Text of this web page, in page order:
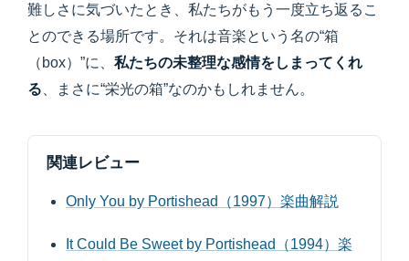
難しさに気づいたとき、私たちがもう一度立ち返るこ
とのできる場所です。それは音楽という名の“箱
（box）”に、 私たちの未整理な感情をしまってくれ
る 、まさに“栄光の箱”なのかもしれません。
関連レビュー
Only You by Portishead（1997）楽曲解説
It Could Be Sweet by Portishead（1994）楽